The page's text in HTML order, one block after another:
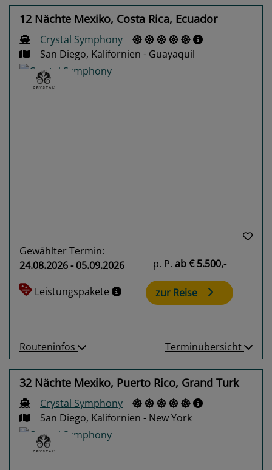
12 Nächte Mexiko, Costa Rica, Ecuador
Crystal Symphony
San Diego, Kalifornien - Guayaquil
Gewählter Termin:
24.08.2026 - 05.09.2026
Leistungspakete
p. P. ab€ 5.500,-
zur Reise
Routeninfos Terminübersicht
32 Nächte Mexiko, Puerto Rico, Grand Turk
Crystal Symphony
San Diego, Kalifornien - New York